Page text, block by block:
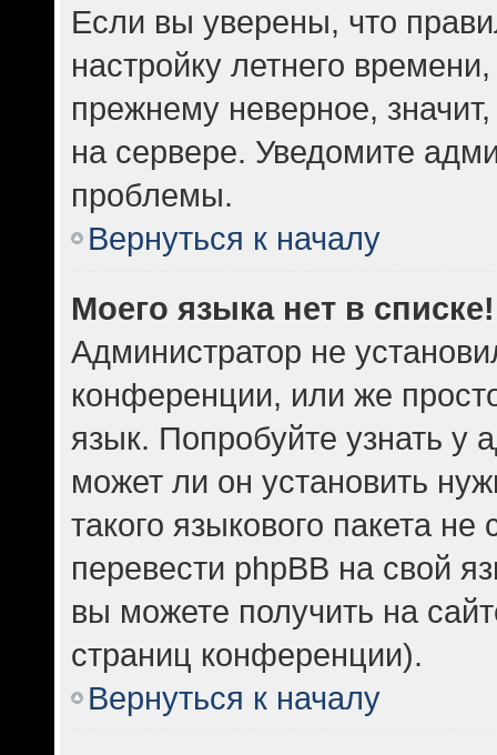
Если вы уверены, что
настройку летнего
прежнему неверное,
на сервере. Уведомите
проблемы.
Вернуться к началу
Моего языка нет в списке!
Администратор не
конференции, или же
язык. Попробуйте узнать у
может ли он установить
такого языкового пакета
перевести phpBB на свой
вы можете получить на
страниц конференции).
Вернуться к началу